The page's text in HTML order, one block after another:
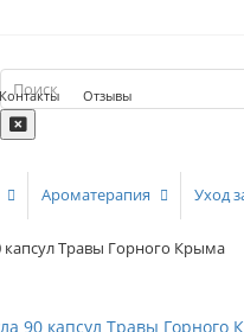
Контакты Отзывы
Ароматерапия Уход
капсул Травы Горного Крыма